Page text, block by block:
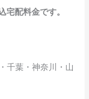
配料金です。
千葉・神奈川・山